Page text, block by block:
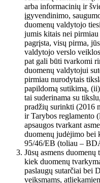
arba informacinių ir
įgyvendinimo,
duomenų valdytojo
jumis kitais nei
pagrįsta, visų pirma,
valdytojo verslo
pat gali būti tvarkomi
duomenų valdytojui
pirmiau nurodytais
papildomą sutikimą,
tai suderinama su
pradžių surinkti (2016
ir Tarybos reglamento
apsaugos tvarkant
duomenų judėjimo bei
95/46/EB (toliau –
Jūsų asmens
kiek duomenų
paslaugų sutarčiai bei
veiksmams,